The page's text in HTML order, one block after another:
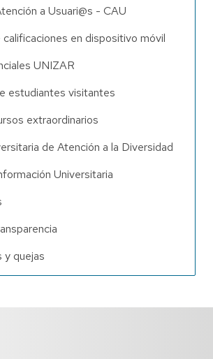
a Usuari@s - CAU
en dispositivo móvil
UNIZAR
estudiantes visitantes
extraordinarios
de Atención a la Diversidad
Universitaria
y quejas